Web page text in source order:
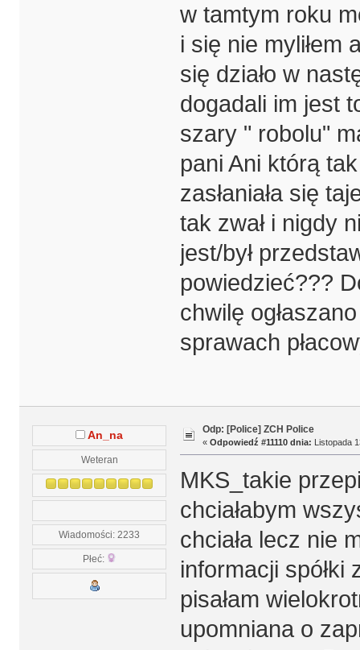
w tamtym roku
i się nie myliłem
się działo w
dogadali im jest
szary " robolu"
pani Ani którą
zasłaniała się
tak zwał i nigdy
jest/był
powiedzieć???
chwilę
sprawach
An_na
Weteran
Wiadomości: 2233
Płeć:
Odp: [Police] ZCH Police
« Odpowiedź #11110 dnia: Listopada
MKS_takie
chciałabym
chciała lecz nie
informacji spółki
pisałam
upomniana o